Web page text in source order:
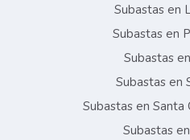
Subastas en
Subastas en
Subastas
Subastas en
Subastas en Santa
Subastas